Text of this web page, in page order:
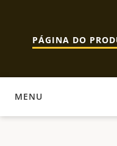
PÁGINA DO
MENU
PRODUTOS